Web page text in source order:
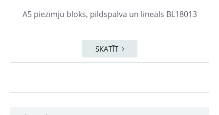
A5 piezīmju bloks, pildspalva un lineāls BL18013
SKATĪT